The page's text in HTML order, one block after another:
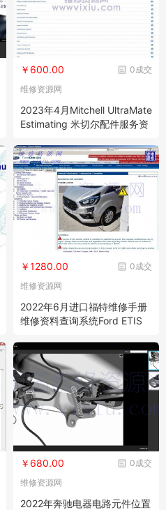
0成交
￥600.00
维修资源网
2023年4月Mitchell UltraMate
Estimating 米切尔配件服务资
0成交
￥1280.00
维修资源网
2022年6月进口福特维修手册
维修资料查询系统Ford ETIS
0成交
￥680.00
维修资源网
2022年奔驰电器电路元件位置